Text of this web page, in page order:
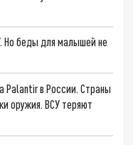
Но беды для малышей не
Palantir в России. Страны
оружия. ВСУ теряют